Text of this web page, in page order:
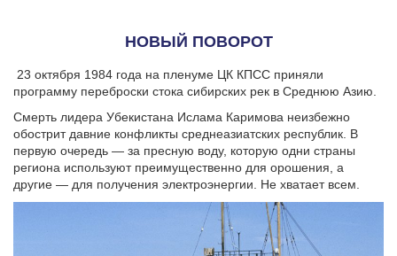
НОВЫЙ ПОВОРОТ
23 октября 1984 года на пленуме ЦК КПСС приняли
программу переброски стока сибирских рек в Среднюю Азию.
Смерть лидера Убекистана Ислама Каримова неизбежно
обострит давние конфликты среднеазиатских республик. В
первую очередь — за пресную воду, которую одни страны
региона используют преимущественно для орошения, а
другие — для получения электроэнергии. Не хватает всем.